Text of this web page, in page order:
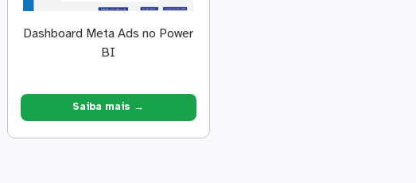
Dashboard Meta Ads no Power
BI
Saiba mais →